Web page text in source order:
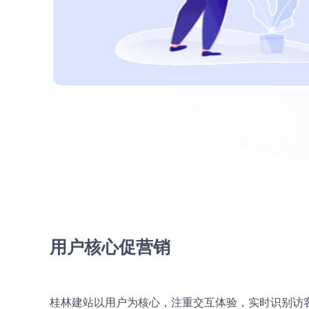
用户核心促营销
桂林建站以用户为核心，注重交互体验，实时识别访